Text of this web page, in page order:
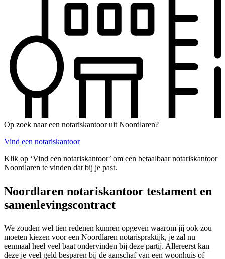
Op zoek naar een notariskantoor uit Noordlaren?
Vind een notariskantoor
Klik op ‘Vind een notariskantoor’ om een betaalbaar notariskantoor
Noordlaren te vinden dat bij je past.
Noordlaren notariskantoor testament en
samenlevingscontract
We zouden wel tien redenen kunnen opgeven waarom jij ook zou
moeten kiezen voor een Noordlaren notarispraktijk, je zal nu
eenmaal heel veel baat ondervinden bij deze partij. Allereerst kan
deze je veel geld besparen bij de aanschaf van een woonhuis of